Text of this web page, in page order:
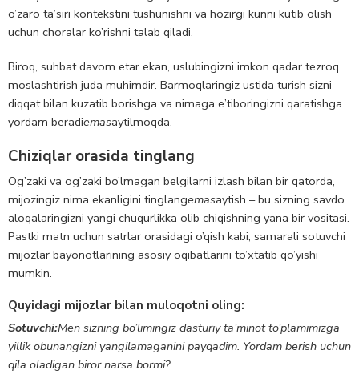
o’zaro ta’siri kontekstini tushunishni va hozirgi kunni kutib olish
uchun choralar ko’rishni talab qiladi.
Biroq, suhbat davom etar ekan, uslubingizni imkon qadar tezroq
moslashtirish juda muhimdir. Barmoqlaringiz ustida turish sizni
diqqat bilan kuzatib borishga va nimaga e’tiboringizni qaratishga
yordam beradiemasaytilmoqda.
Chiziqlar orasida tinglang
Og’zaki va og’zaki bo’lmagan belgilarni izlash bilan bir qatorda,
mijozingiz nima ekanligini tinglangemasaytish – bu sizning savdo
aloqalaringizni yangi chuqurlikka olib chiqishning yana bir vositasi.
Pastki matn uchun satrlar orasidagi o’qish kabi, samarali sotuvchi
mijozlar bayonotlarining asosiy oqibatlarini to’xtatib qo’yishi
mumkin.
Quyidagi mijozlar bilan muloqotni oling:
Sotuvchi:Men sizning bo’limingiz dasturiy ta’minot to’plamimizga
yillik obunangizni yangilamaganini payqadim. Yordam berish uchun
qila oladigan biror narsa bormi?